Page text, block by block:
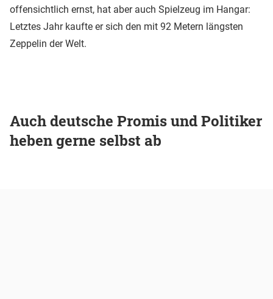
offensichtlich ernst, hat aber auch Spielzeug im Hangar:
Letztes Jahr kaufte er sich den mit 92 Metern längsten
Zeppelin der Welt.
Auch deutsche Promis und Politiker
heben gerne selbst ab